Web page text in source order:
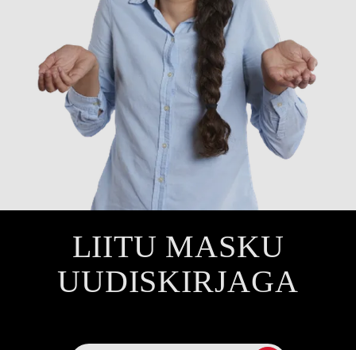
LIITU MASKU
UUDISKIRJAGA